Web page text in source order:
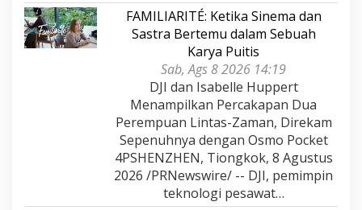
FAMILIARITÉ: Ketika Sinema dan
Sastra Bertemu dalam Sebuah
Karya Puitis
Sab, Ags 8 2026 14:19
DJI dan Isabelle Huppert
Menampilkan Percakapan Dua
Perempuan Lintas-Zaman, Direkam
Sepenuhnya dengan Osmo Pocket
4PSHENZHEN, Tiongkok, 8 Agustus
2026 /PRNewswire/ -- DJI, pemimpin
teknologi pesawat…